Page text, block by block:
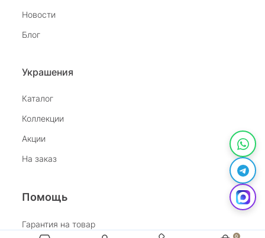
Новости
Блог
Украшения
Каталог
Коллекции
Акции
На заказ
Помощь
Гарантия на товар